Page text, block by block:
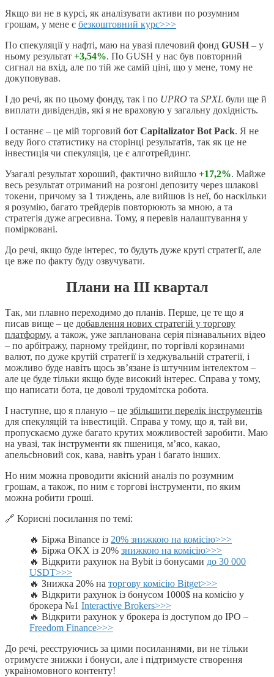
Якщо ви не в курсі, як аналізувати активи по розумним
грошам, у мене є безкоштовний курс>>>
По спекуляції у нафті, маю на увазі плечовий фонд GUSH – у
ньому результат +3,54%. По GUSH у нас був повторний
сигнал на вхід, але по тій же самій ціні, що у мене, тому не
докуповував.
І до речі, як по цьому фонду, так і по UPRO та SPXL були ще й
виплати дивідендів, які я не враховую у загальну дохідність.
І останнє – це мій торговий бот Capitalizator Bot Pack. Я не
веду його статистику на сторінці результатів, так як це не
інвестиція чи спекуляція, це є алготрейдинг.
Узагалі результат хороший, фактично вийшло +17,2%. Майже
весь результат отриманий на розгоні депозиту через шлакові
токени, причому за 1 тиждень, але вийшов із неї, бо наскільки
я розумію, багато трейдерів повторюють за мною, а та
стратегія дуже агресивна. Тому, я перевів налаштування у
помірковані.
До речі, якщо буде інтерес, то будуть дуже круті стратегії, але
це вже по факту буду озвучувати.
Плани на ІІІ квартал
Так, ми плавно переходимо до планів. Перше, це те що я
писав вище – це добавлення нових стратегій у торгову
платформу, а також, уже запланована серія пізнавальних відео
– по арбітражу, парному трейдинг, по торгівлі корзинами
валют, по дуже крутій стратегії із хеджувальній стратегії, і
можливо буде навіть щось зв’язане із штучним інтелектом –
але це буде тільки якщо буде високий інтерес. Справа у тому,
що написати бота, це доволі трудомітска робота.
І наступне, що я планую – це збільшити перелік інструментів
для спекуляцій та інвестицій. Справа у тому, що я, тай ви,
пропускаємо дуже багато крутих можливостей заробити. Маю
на увазі, так інструменти як пшениця, м’ясо, какао,
апельсbновий сок, кава, навіть уран і багато інших.
Но ним можна проводити якісний аналіз по розумним
грошам, а також, по ним є торгові інструменти, по яким
можна робити гроші.
🔗 Корисні посилання по темі:
🔥 Біржа Binance із 20% знижкою на комісію>>>
🔥 Біржа OKX із 20% знижкою на комісію>>>
🔥 Відкрити рахунок на Bybit із бонусами до 30 000
USDT>>>
🔥 Знижка 20% на торгову комісію Bitget>>>
🔥 Відкрити рахунок із бонусом 1000$ на комісію у
брокера №1 Interactive Brokers>>>
🔥 Відкрити рахунок у брокера із доступом до IPO –
Freedom Finance>>>
До речі, реєструючись за цими посиланнями, ви не тільки
отримуєте знижки і бонуси, але і підтримуєте створення
україномовного контенту!